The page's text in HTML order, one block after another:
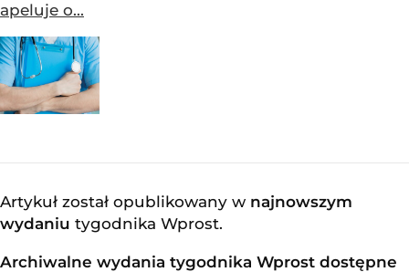
apeluje o...
Artykuł został opublikowany w najnowszym
wydaniu tygodnika Wprost.
Archiwalne wydania tygodnika Wprost dostępne